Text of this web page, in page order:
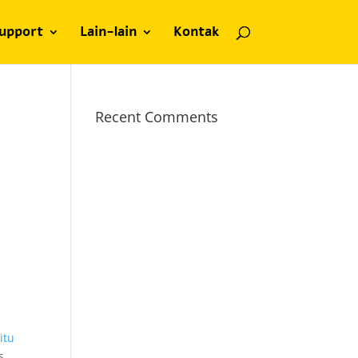
Lain-lain Kontak
Recent Comments